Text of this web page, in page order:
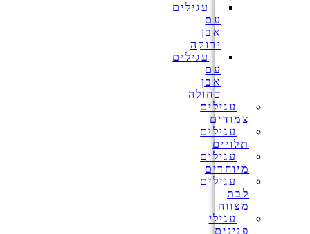
עגילים
עם
אבן
ירוקה
עגילים
עם
אבן
כחולה
עגילים
צמודים
עגילים
תלויים
עגילים
מיוחדים
עגילים
לבת
מצווה
עגילי
פנינים